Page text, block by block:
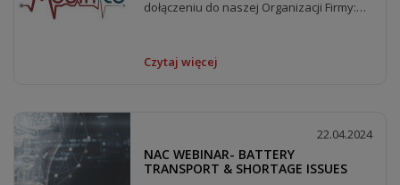
dołączeniu do naszej Organizacji Firmy:
Czytaj więcej
22.04.2024
NAC WEBINAR- BATTERY
TRANSPORT & SHORTAGE ISSUES